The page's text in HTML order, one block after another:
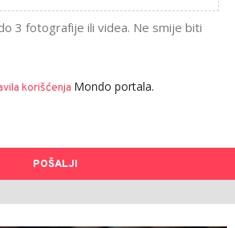
3 fotografije ili videa. Ne smije biti
korišćenja Mondo portala.
POŠALJI